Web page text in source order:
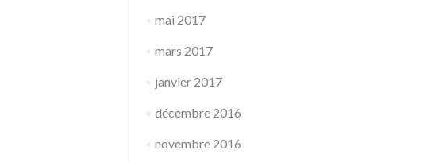
mai 2017
mars 2017
janvier 2017
décembre 2016
novembre 2016